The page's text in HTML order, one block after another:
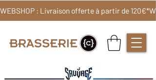
WEBSHOP : Livraison offerte à partir de 120€*